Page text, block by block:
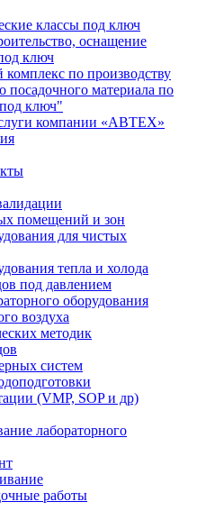
классы под ключ
оснащение
ключ
комплекс по производству
посадочного материала по
ключ"
компании «АВТЕХ»
помещений и зон
для чистых
тепла и холода
под давлением
оборудования
воздуха
методик
систем
(VMP, SOP и др)
лабораторного
работы